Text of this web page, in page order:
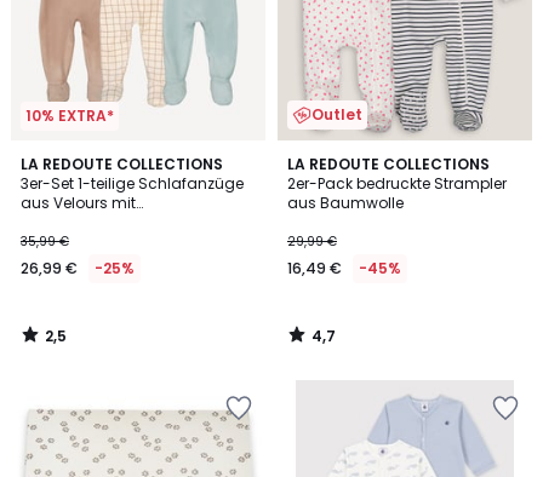
10% EXTRA*
LA REDOUTE COLLECTIONS
3er-Set 1-teilige Schlafanzüge
aus Velours mit
35,99 €
26,99 € -25%
2,5
/ 5
2,5
/
Outlet
LA REDOUTE COLLECTIONS
2er-Pack bedruckte Strampler
aus Baumwolle
29,99 €
16,49 € -45%
4,7
/ 5
4,7
/